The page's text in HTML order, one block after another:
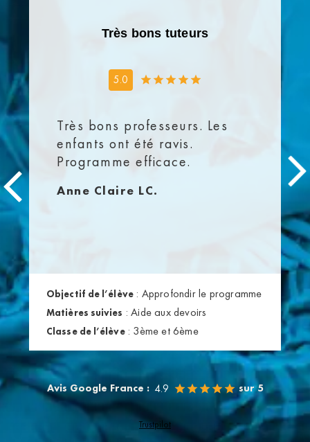
Très bons tuteurs
5.0
Très bons professeurs. Les
enfants ont été ravis.
Programme efficace.
Anne Claire LC.
Objectif de l’élève: Approfondir le programme
Matières suivies :Aide aux devoirs
Classe de l’élève: 3ème et 6ème
Avis Google France : 4.9 sur 5
Trustpilot